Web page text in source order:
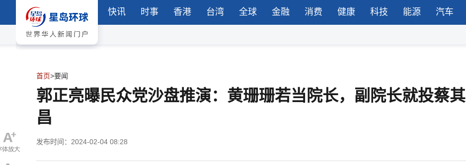
快讯 时事 香港 台湾 全球 金融 消费 健康 科技 能源 汽车
首页>要闻
郭正亮曝民众党沙盘推演：黄珊珊若当院长，副院长就投蔡其
昌
发布时间：2024-02-04 08:28